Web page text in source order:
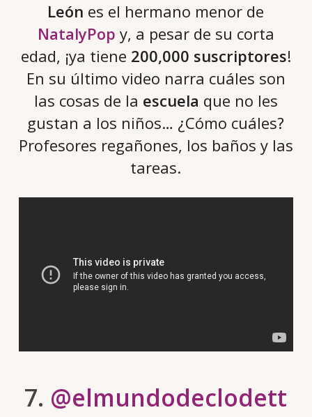
León es el hermano menor de
NatalyPop y, a pesar de su corta
edad, ¡ya tiene 200,000 suscriptores!
En su último video narra cuáles son
las cosas de la escuela que no les
gustan a los niños… ¿Cómo cuáles?
Profesores regañones, los baños y las
tareas.
7. @elmundodeclodett